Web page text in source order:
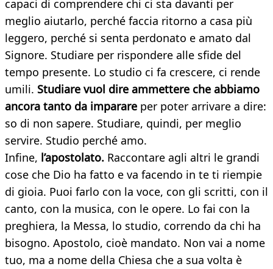
capaci di comprendere chi ci sta davanti per
meglio aiutarlo, perché faccia ritorno a casa più
leggero, perché si senta perdonato e amato dal
Signore. Studiare per rispondere alle sfide del
tempo presente. Lo studio ci fa crescere, ci rende
umili. Studiare vuol dire ammettere che abbiamo
ancora tanto da imparare per poter arrivare a dire:
so di non sapere. Studiare, quindi, per meglio
servire. Studio perché amo.
Infine, l’apostolato. Raccontare agli altri le grandi
cose che Dio ha fatto e va facendo in te ti riempie
di gioia. Puoi farlo con la voce, con gli scritti, con il
canto, con la musica, con le opere. Lo fai con la
preghiera, la Messa, lo studio, correndo da chi ha
bisogno. Apostolo, cioè mandato. Non vai a nome
tuo, ma a nome della Chiesa che a sua volta è